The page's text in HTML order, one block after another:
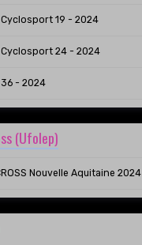
Cyclosport 19 - 2024
Cyclosport 24 - 2024
36 - 2024
(Ufolep)
Nouvelle Aquitaine 2024